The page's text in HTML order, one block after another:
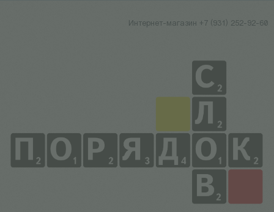
Интернет-магазин +7 (931) 252-92-60